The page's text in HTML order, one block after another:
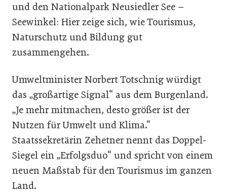
und den Nationalpark Neusiedler See –
Seewinkel: Hier zeige sich, wie Tourismus,
Naturschutz und Bildung gut
zusammengehen.
Umweltminister Norbert Totschnig würdigt
das „großartige Signal“ aus dem Burgenland.
„Je mehr mitmachen, desto größer ist der
Nutzen für Umwelt und Klima.“
Staatssekretärin Zehetner nennt das Doppel-
Siegel ein „Erfolgsduo“ und spricht von einem
neuen Maßstab für den Tourismus im ganzen
Land.